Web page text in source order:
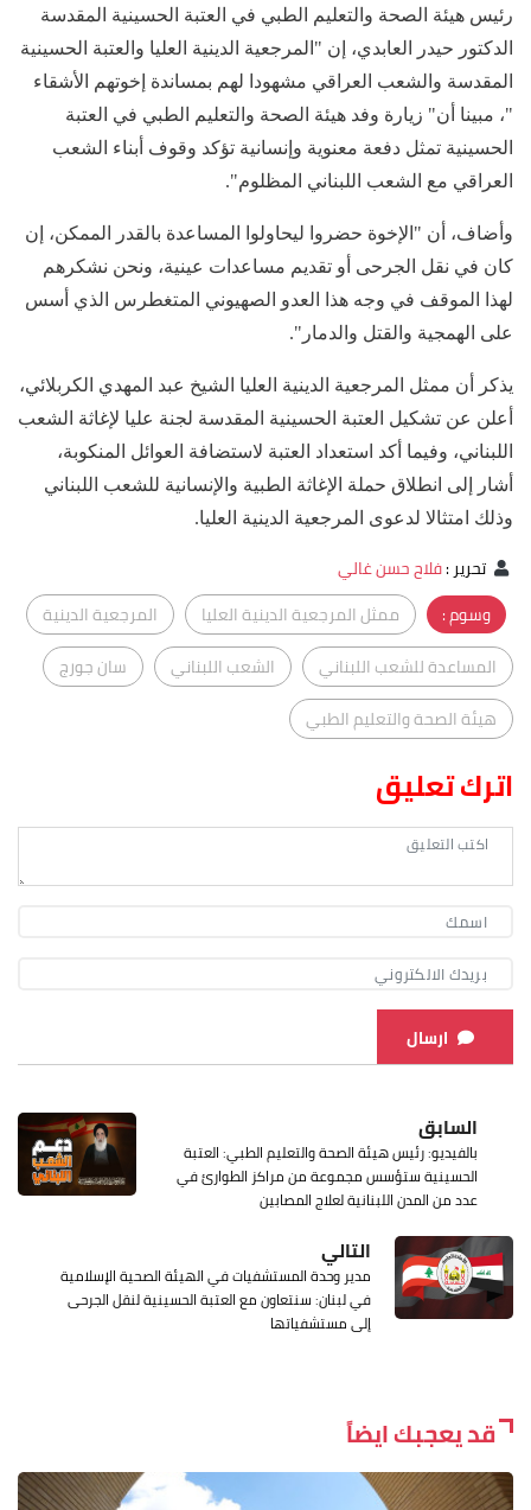
رئيس هيئة الصحة والتعليم الطبي في العتبة الحسينية المقدسة
الدكتور حيدر العابدي، إن "المرجعية الدينية العليا والعتبة الحسينية
المقدسة والشعب العراقي مشهودا لهم بمساندة إخوتهم الأشقاء
"، مبينا أن" زيارة وفد هيئة الصحة والتعليم الطبي في العتبة
الحسينية تمثل دفعة معنوية وإنسانية تؤكد وقوف أبناء الشعب
العراقي مع الشعب اللبناني المظلوم".
وأضاف، أن "الإخوة حضروا ليحاولوا المساعدة بالقدر الممكن، إن
كان في نقل الجرحى أو تقديم مساعدات عينية، ونحن نشكرهم
لهذا الموقف في وجه هذا العدو الصهيوني المتغطرس الذي أسس
على الهمجية والقتل والدمار".
يذكر أن ممثل المرجعية الدينية العليا الشيخ عبد المهدي الكربلائي،
أعلن عن تشكيل العتبة الحسينية المقدسة لجنة عليا لإغاثة الشعب
اللبناني، وفيما أكد استعداد العتبة لاستضافة العوائل المنكوبة،
أشار إلى انطلاق حملة الإغاثة الطبية والإنسانية للشعب اللبناني
وذلك امتثالا لدعوى المرجعية الدينية العليا.
تحرير:فلاح حسن غالي
وسوم :
ممثل المرجعية الدينية العليا
المرجعية الدينية
المساعدة للشعب اللبناني
الشعب اللبناني
سان جورج
هيئة الصحة والتعليم الطبي
اترك تعليق
ارسال
السابق
بالفيديو: رئيس هيئة الصحة والتعليم الطبي: العتبة
الحسينية ستؤسس مجموعة من مراكز الطوارئ في
عدد من المدن اللبنانية لعلاج المصابين
التالي
مدير وحدة المستشفيات في الهيئة الصحية الإسلامية
في لبنان: سنتعاون مع العتبة الحسينية لنقل الجرحى
إلى مستشفياتها
قد يعجبك ايضاً